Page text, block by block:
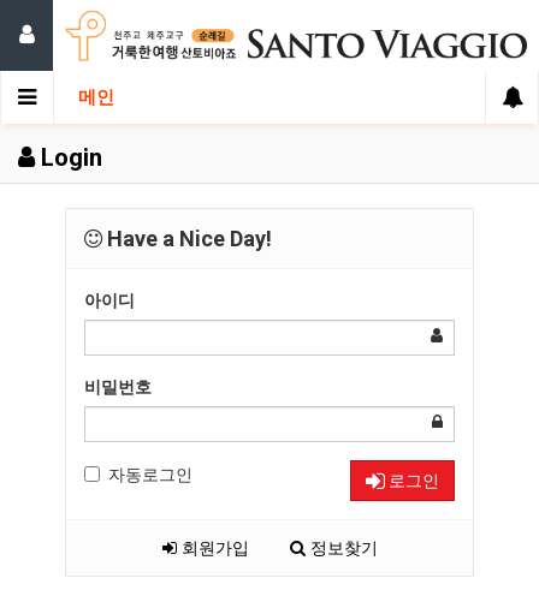
메인
Login
Have a Nice Day!
아이디
비밀번호
자동로그인 로그인
회원가입 정보찾기